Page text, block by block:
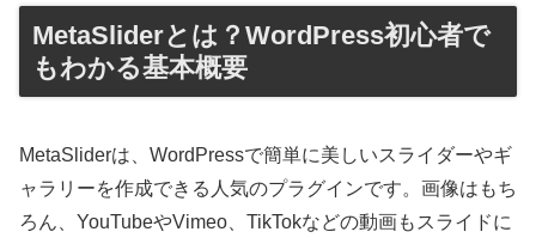
MetaSliderとは？WordPress初心者で
もわかる基本概要
MetaSliderは、WordPressで簡単に美しいスライダーやギ
ャラリーを作成できる人気のプラグインです。画像はもち
ろん、YouTubeやVimeo、TikTokなどの動画もスライドに